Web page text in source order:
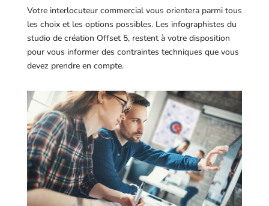
Votre interlocuteur commercial vous orientera parmi tous
les choix et les options possibles. Les infographistes du
studio de création Offset 5, restent à votre disposition
pour vous informer des contraintes techniques que vous
devez prendre en compte.